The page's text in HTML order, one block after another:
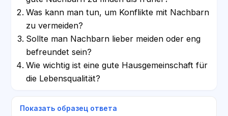
Was kann man tun, um Konflikte mit Nachbarn
zu vermeiden?
Sollte man Nachbarn lieber meiden oder eng
befreundet sein?
Wie wichtig ist eine gute Hausgemeinschaft für
die Lebensqualität?
Показать образец ответа